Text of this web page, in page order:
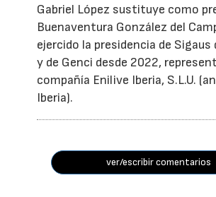
Gabriel López sustituye como
Buenaventura González del
ejercido la presidencia de Sigaus
y de Genci desde 2022,
compañía Enilive Iberia, S.L.U.
Iberia).
ver/escribir comentarios